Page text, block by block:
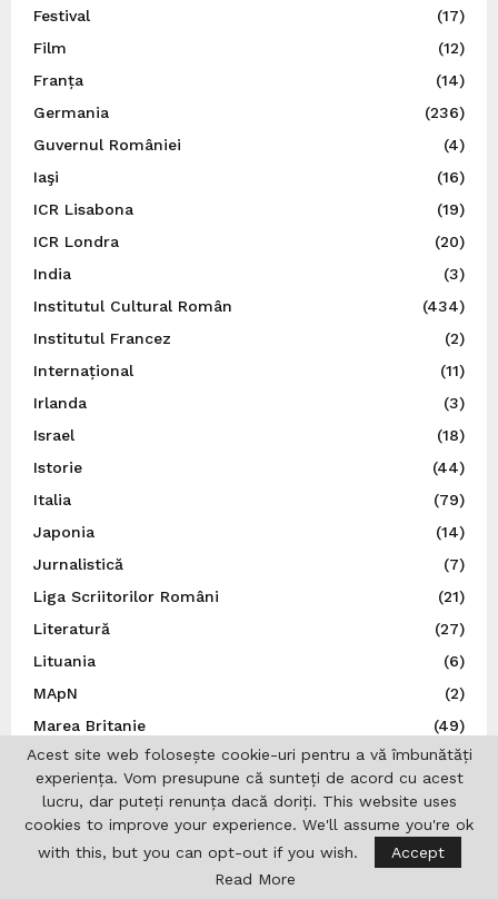
Festival
(17)
Film
(12)
Franța
(14)
Germania
(236)
Guvernul României
(4)
Iaşi
(16)
ICR Lisabona
(19)
ICR Londra
(20)
India
(3)
Institutul Cultural Român
(434)
Institutul Francez
(2)
Internațional
(11)
Irlanda
(3)
Israel
(18)
Istorie
(44)
Italia
(79)
Japonia
(14)
Jurnalistică
(7)
Liga Scriitorilor Români
(21)
Literatură
(27)
Lituania
(6)
MApN
(2)
Marea Britanie
(49)
Ministerul Afacerilor Externe
(265)
Ministerul Afacerilor Interne
Moldova
(113)
Muzică
(44)
Acest site web folosește cookie-uri pentru a vă îmbunătăți
experiența. Vom presupune că sunteți de acord cu acest
lucru, dar puteți renunța dacă doriți. This website uses
cookies to improve your experience. We'll assume you're ok
with this, but you can opt-out if you wish.
Accept
Read More